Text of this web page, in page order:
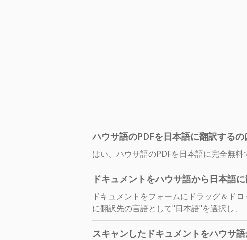
ハウサ語のPDFを日本語に翻訳するの
はい、ハウサ語のPDFを日本語に完全無料
ドキュメントをハウサ語から日本語
ドキュメントをフォームにドラッグ＆ド
に翻訳先の言語として"日本語"を選択し、
スキャンしたドキュメントをハウサ